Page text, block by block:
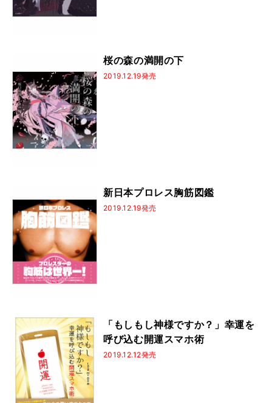
桜の森の満開の下
2019.12.19発売
新日本プロレス胸筋図鑑
2019.12.19発売
「もしもし神様ですか？」幸運を
呼び込む開運スマホ術
2019.12.12発売